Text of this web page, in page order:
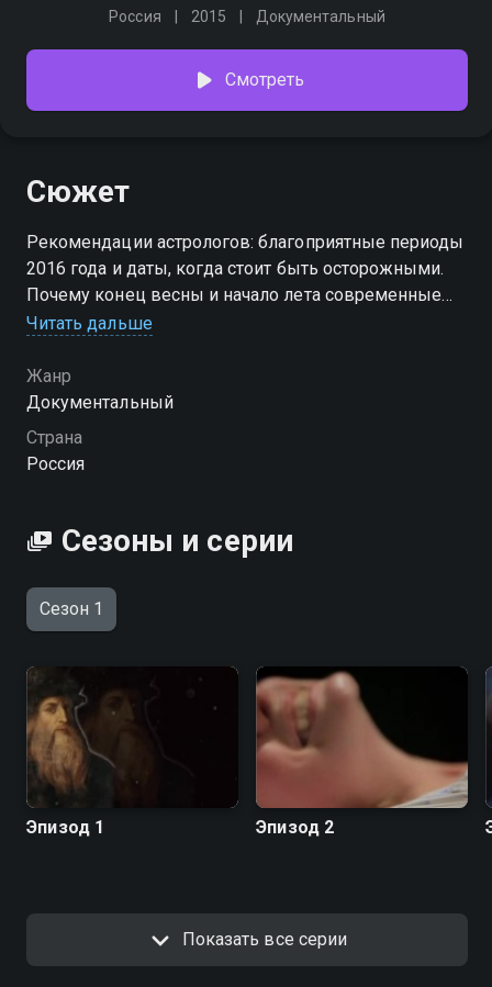
Россия
2015 Документальный
Смотреть
Сюжет
Рекомендации астрологов: благоприятные периоды
2016 года и даты, когда стоит быть осторожными.
Почему конец весны и начало лета современные
звездочеты называют особым периодом?
технологии, возвращающей людям молодость. Как
будут влиять на людей солнечные и лунные
затмения — узнайте мнение экспертов. Родителям
на заметку — какими вырастут дети, рожденные под
Читать дальше
Жанр
Документальный
Страна
Россия
Сезоны и серии
Сезон 1
Эпизод 1 Эпизод 2
Показать все серии